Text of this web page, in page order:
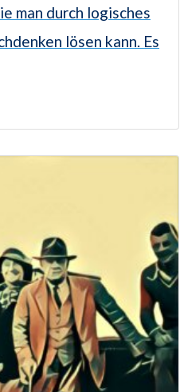
man durch logisches
lösen kann. Es